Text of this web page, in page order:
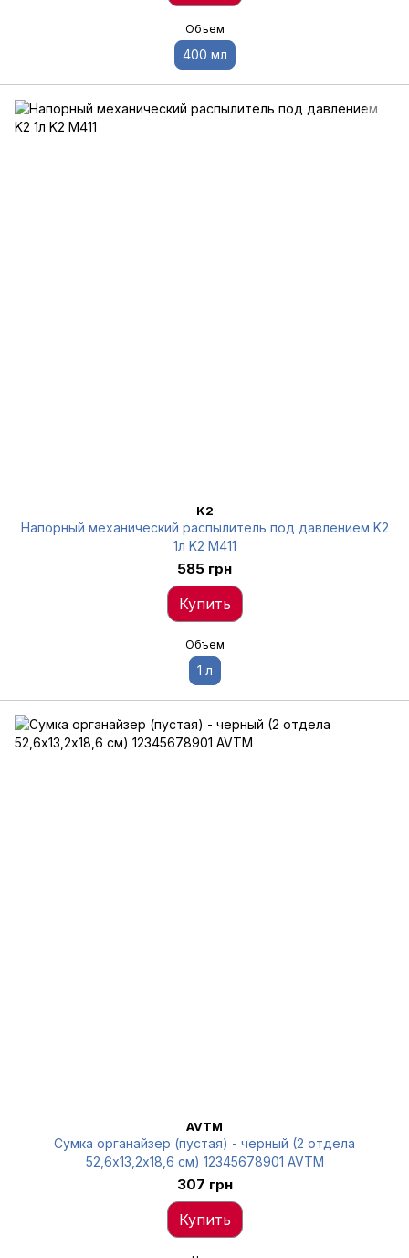
Объем
400 мл
K2
Напорный механический распылитель под давлением K2
1л K2 M411
585 грн
Купить
Объем
1 л
AVTM
Сумка органайзер (пустая) - черный (2 отдела
52,6х13,2х18,6 см) 12345678901 AVTM
307 грн
Купить